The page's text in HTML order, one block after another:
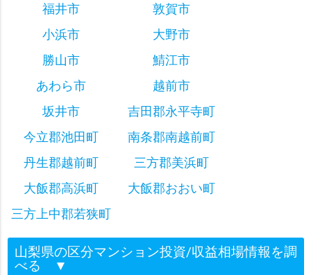
福井市
敦賀市
小浜市
大野市
勝山市
鯖江市
あわら市
越前市
坂井市
吉田郡永平寺町
今立郡池田町
南条郡南越前町
丹生郡越前町
三方郡美浜町
大飯郡高浜町
大飯郡おおい町
三方上中郡若狭町
山梨県の区分マンション投資/収益相場情報を調
べる ▼